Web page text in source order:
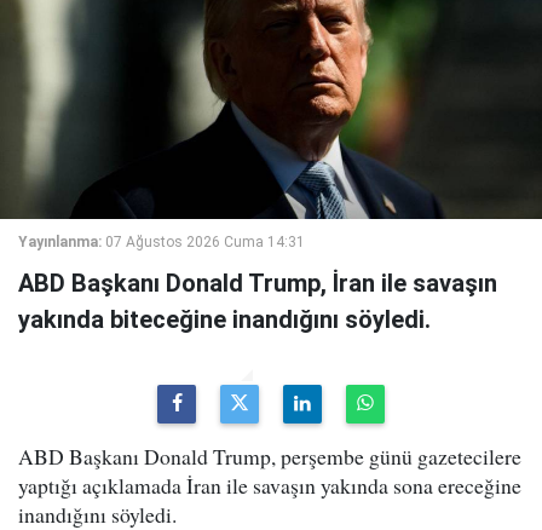
Yayınlanma: 07 Ağustos 2026 Cuma 14:31
ABD Başkanı Donald Trump, İran ile savaşın
yakında biteceğine inandığını söyledi.
ABD Başkanı Donald Trump, perşembe günü gazetecilere
yaptığı açıklamada İran ile savaşın yakında sona ereceğine
inandığını söyledi.